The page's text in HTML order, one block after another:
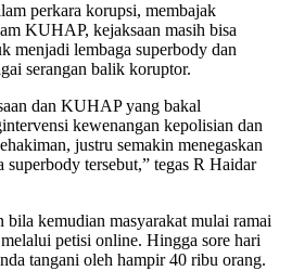
perkara korupsi, membajak
KUHAP, kejaksaan masih bisa
menjadi lembaga superbody dan
serangan balik koruptor.
dan KUHAP yang bakal
kewenangan kepolisian dan
justru semakin menegaskan
tersebut,” tegas R Haidar
bila kemudian masyarakat mulai ramai
petisi online. Hingga sore hari
tangani oleh hampir 40 ribu orang.